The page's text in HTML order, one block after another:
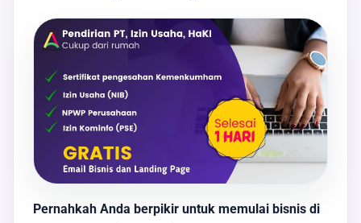
Pernahkah Anda berpikir untuk memulai bisnis di